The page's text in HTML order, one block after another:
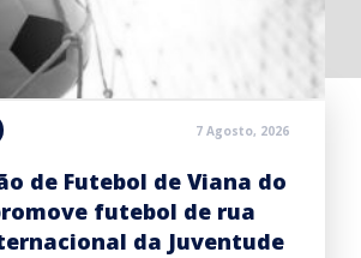
7 Agosto, 2026
de Futebol de Viana do
futebol de rua
da Juventude